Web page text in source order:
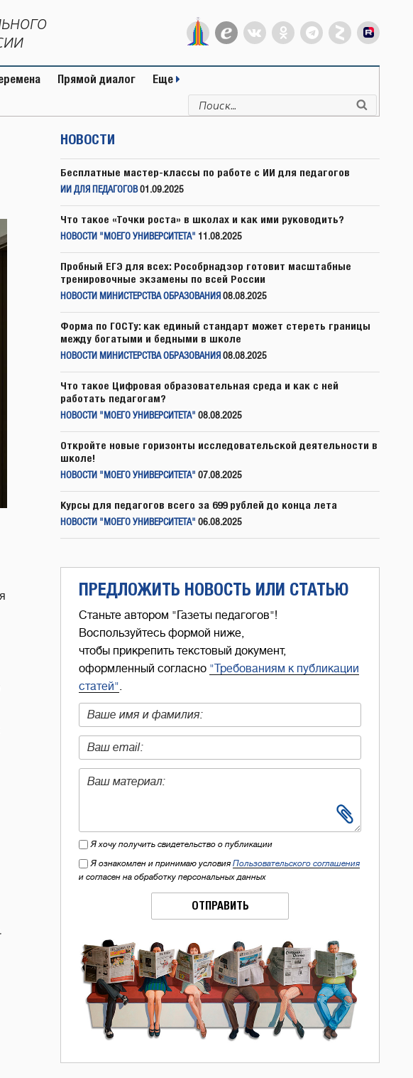
Прямой диалог Еще
Искать:
НОВОСТИ
Бесплатные мастер-классы по работе с ИИ для педагогов
ИИ ДЛЯ ПЕДАГОГОВ 01.09.2025
Что такое «Точки роста» в школах и как ими руководить?
НОВОСТИ "МОЕГО УНИВЕРСИТЕТА" 11.08.2025
Пробный ЕГЭ для всех: Рособрнадзор готовит масштабные
тренировочные экзамены по всей России
НОВОСТИ МИНИСТЕРСТВА ОБРАЗОВАНИЯ 08.08.2025
Форма по ГОСТу: как единый стандарт может стереть границы
между богатыми и бедными в школе
НОВОСТИ МИНИСТЕРСТВА ОБРАЗОВАНИЯ 08.08.2025
Что такое Цифровая образовательная среда и как с ней
работать педагогам?
НОВОСТИ "МОЕГО УНИВЕРСИТЕТА" 08.08.2025
Откройте новые горизонты исследовательской деятельности в
школе!
НОВОСТИ "МОЕГО УНИВЕРСИТЕТА" 07.08.2025
Курсы для педагогов всего за 699 рублей до конца лета
НОВОСТИ "МОЕГО УНИВЕРСИТЕТА" 06.08.2025
ПРЕДЛОЖИТЬ НОВОСТЬ ИЛИ СТАТЬЮ
Станьте автором "Газеты педагогов"!
Воспользуйтесь формой ниже,
чтобы прикрепить текстовый документ,
оформленный согласно "Требованиям к публикации
статей".
Я хочу получить свидетельство о публикации
Я ознакомлен и принимаю условия Пользовательского соглашения
и согласен на обработку персональных данных
ОТПРАВИТЬ